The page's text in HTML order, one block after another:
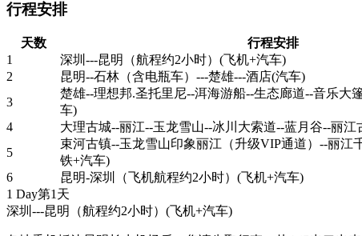
行程安排
天数 行程安排
1
深圳---昆明（航程约2小时）(飞机+汽车)
2
昆明--石林（含电瓶车）---楚雄---酒店(汽车)
3
楚雄--理想邦.圣托里尼--洱海游船--生态廊道--音乐大
车)
4
大理古城--丽江--玉龙雪山--冰川大索道--蓝月谷--丽江
5
束河古镇--玉龙雪山印象丽江（升级VIP通道）--丽江
铁+汽车)
6
昆明-深圳（飞机航程约2小时）(飞机+汽车)
1 Day第1天
深圳---昆明（航程约2小时） (飞机+汽车)